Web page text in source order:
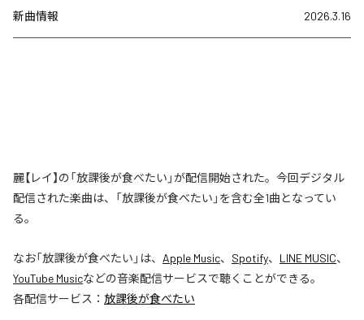
新曲情報 2026.3.16
麗【レイ】の「放課後が食べたい」が配信開始された。今回デジタル
配信された楽曲は、「放課後が食べたい」を含む全1曲となってい
る。
なお「放課後が食べたい 」は、 Apple Music、 Spotify、 LINE MUSIC、
YouTube Musicなどの音楽配信サービスで聴くことができる。
各配信サービス： 放課後が食べたい